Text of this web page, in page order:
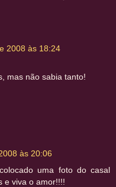
2008 às 18:24
mas não sabia tanto!
às 20:06
uma foto do casal
e viva o amor!!!!